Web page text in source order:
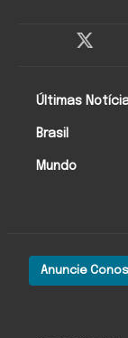
Anuncie
Últimas
Brasil
Mundo